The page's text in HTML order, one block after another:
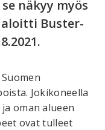
näkyy myös
aloitti Buster-
Jokikoneella
oman alueen
ovat tulleet